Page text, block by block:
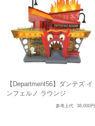
【Department56】ダンテズ イ
ンフェルノ ラウンジ
参考上代 38,000円